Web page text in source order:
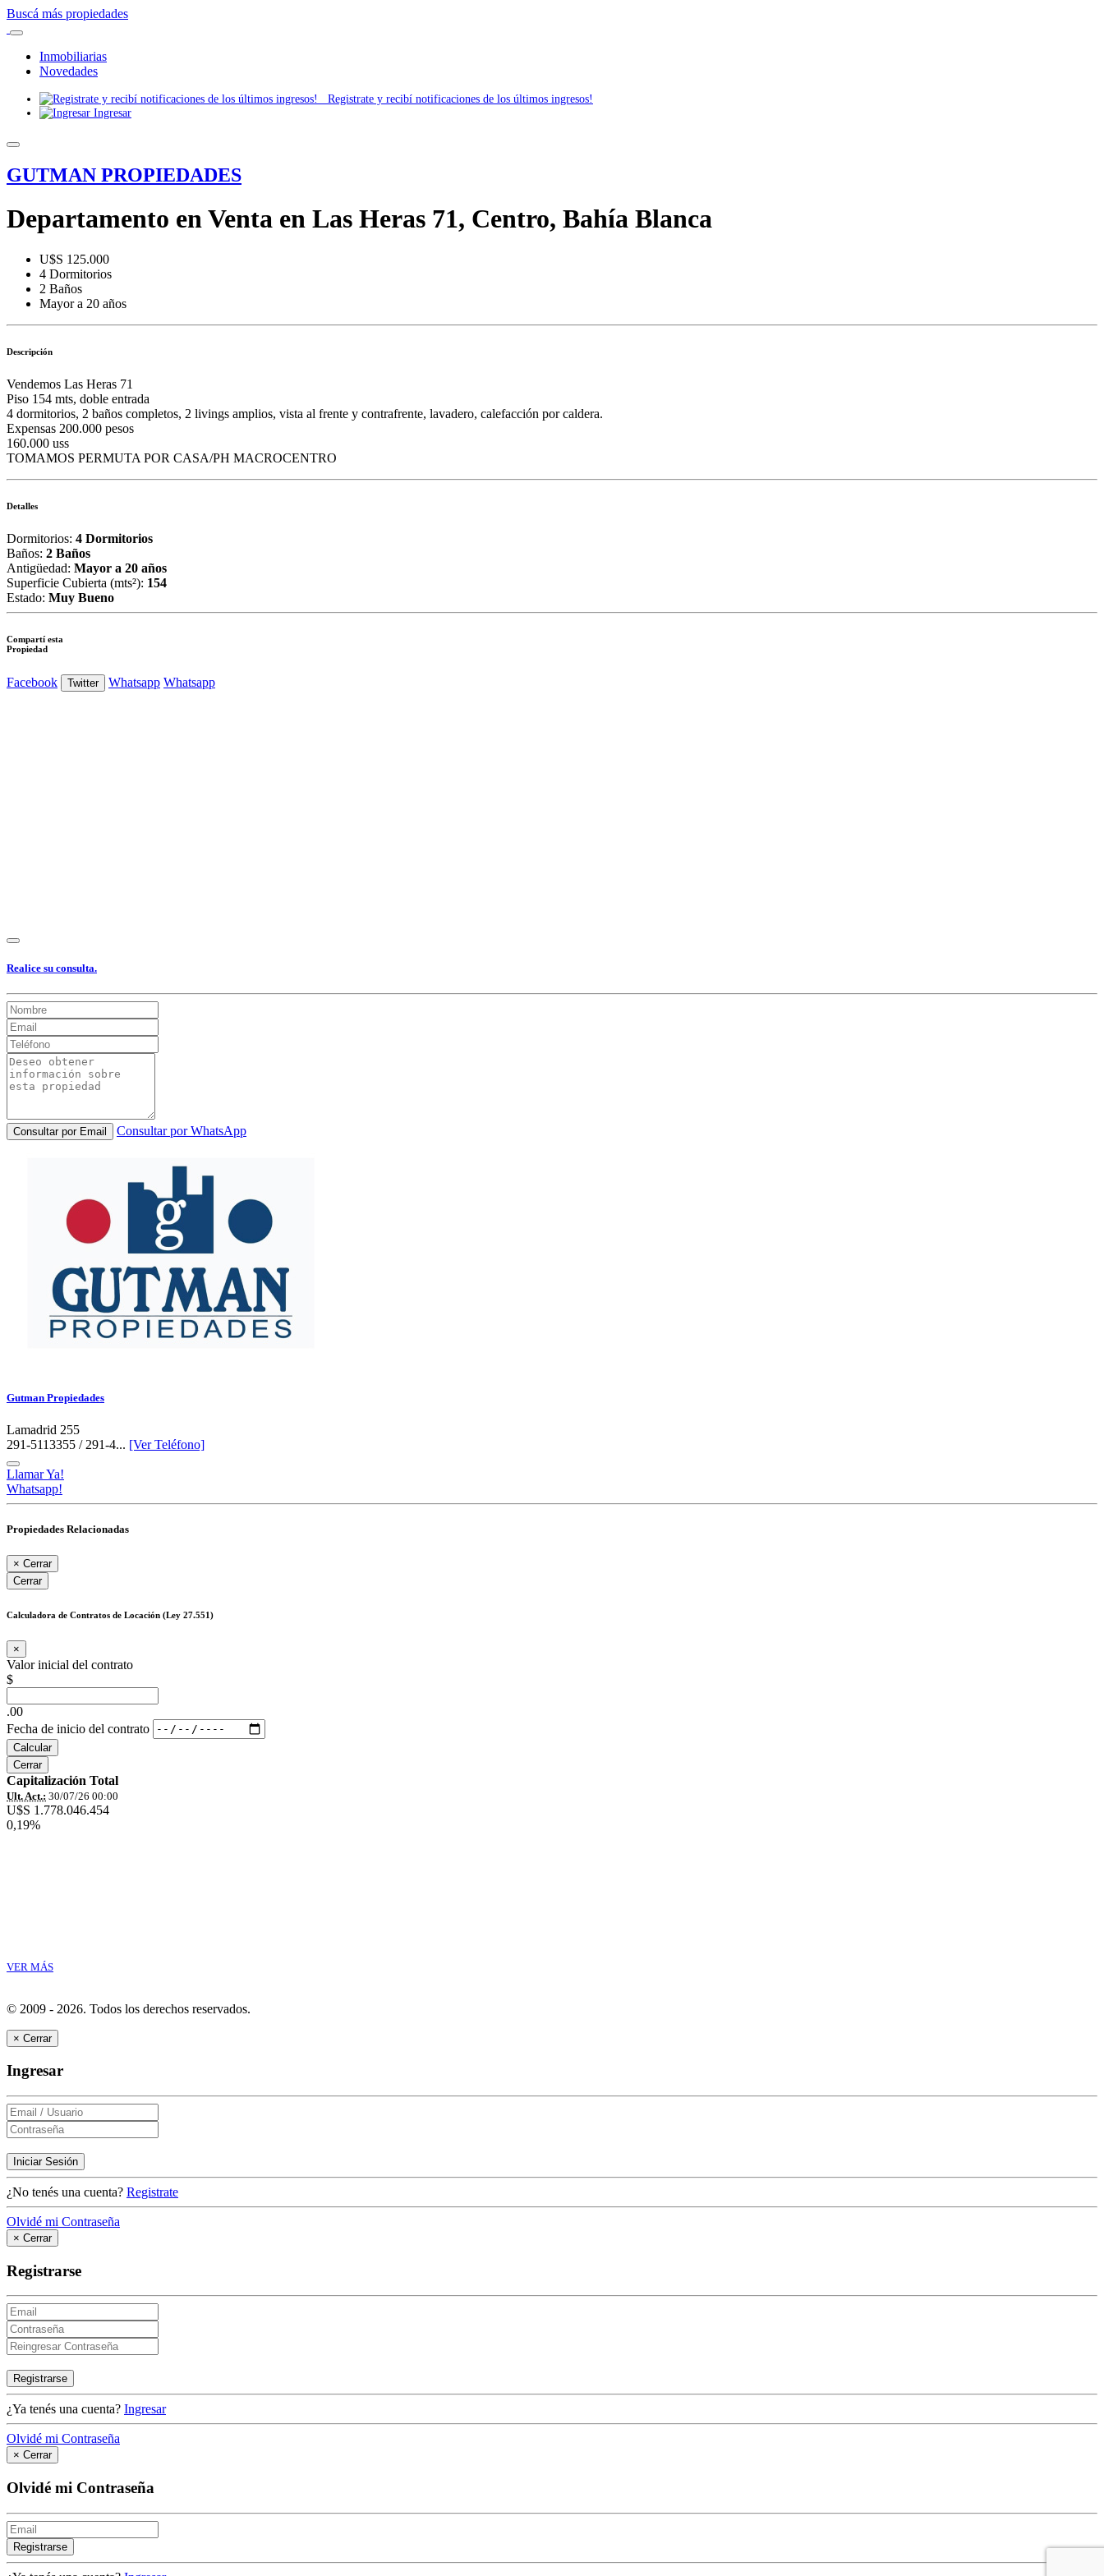
Buscá más propiedades
Inmobiliarias
Novedades
Registrate y recibí notificaciones de los últimos ingresos!
Ingresar
GUTMAN PROPIEDADES
Departamento en Venta en Las Heras 71, Centro, Bahía Blanca
U$S 125.000
4 Dormitorios
2 Baños
Mayor a 20 años
Descripción
Vendemos Las Heras 71
Piso 154 mts, doble entrada
4 dormitorios, 2 baños completos, 2 livings amplios, vista al frente y contrafrente, lavadero, calefacción por caldera.
Expensas 200.000 pesos
160.000 uss
TOMAMOS PERMUTA POR CASA/PH MACROCENTRO
Detalles
Dormitorios: 4 Dormitorios
Baños: 2 Baños
Antigüedad: Mayor a 20 años
Superficie Cubierta (mts²): 154
Estado: Muy Bueno
Compartí esta
Propiedad
Facebook Twitter Whatsapp Whatsapp
Realice su consulta.
Consultar por Email Consultar por WhatsApp
Gutman Propiedades
Lamadrid 255
291-5113355 / 291-4... [Ver Teléfono]
Llamar Ya!
Whatsapp!
Propiedades Relacionadas
× Cerrar
Cerrar
Calculadora de Contratos de Locación (Ley 27.551)
×
Valor inicial del contrato
$
.00
Fecha de inicio del contrato
Calcular
Cerrar
Capitalización Total
Ult. Act.: 30/07/26 00:00
U$S 1.778.046.454
0,19%
VER MÁS
© 2009 - 2026. Todos los derechos reservados.
× Cerrar
Ingresar
Iniciar Sesión
¿No tenés una cuenta? Registrate
Olvidé mi Contraseña
× Cerrar
Registrarse
Registrarse
¿Ya tenés una cuenta? Ingresar
Olvidé mi Contraseña
× Cerrar
Olvidé mi Contraseña
Registrarse